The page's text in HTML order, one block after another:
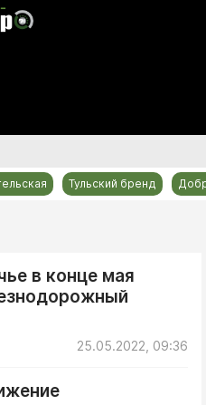
Тульский бренд
в конце мая
25.05.2022, 09:36